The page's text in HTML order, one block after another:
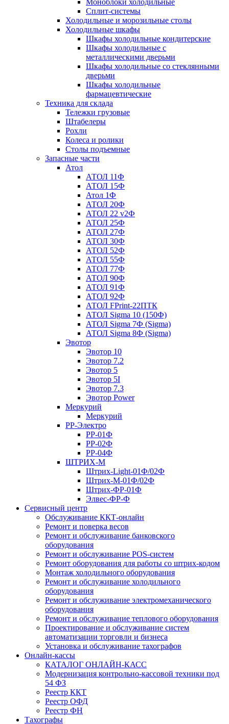
Моноблоки холодильные
Сплит-системы
Холодильные и морозильные столы
Холодильные шкафы
Шкафы холодильные кондитерские
Шкафы холодильные с
металлическими дверьми
Шкафы холодильные со стеклянными
дверьми
Шкафы холодильные
фармацевтические
Техника для склада
Тележки грузовые
Штабелеры
Рохли
Колеса и ролики
Столы подъемные
Запасные части
Атол
АТОЛ 11Ф
АТОЛ 15Ф
Атол 1Ф
АТОЛ 20Ф
АТОЛ 22 v2Ф
АТОЛ 25Ф
АТОЛ 27Ф
АТОЛ 30Ф
АТОЛ 52Ф
АТОЛ 55Ф
АТОЛ 77Ф
АТОЛ 90Ф
АТОЛ 91Ф
АТОЛ 92Ф
АТОЛ FPrint-22ПТК
АТОЛ Sigma 10 (150Ф)
АТОЛ Sigma 7Ф (Sigma)
АТОЛ Sigma 8Ф (Sigma)
Эвотор
Эвотор 10
Эвотор 7.2
Эвотор 5
Эвотор 5I
Эвотор 7.3
Эвотор Power
Меркурий
Меркурий
РР-Электро
РР-01Ф
РР-02Ф
РР-04Ф
ШТРИХ-М
Штрих-Light-01Ф/02Ф
Штрих-М-01Ф/02Ф
Штрих-ФР-01Ф
Элвес-ФР-Ф
Сервисный центр
Обслуживание ККТ-онлайн
Ремонт и поверка весов
Ремонт и обслуживание банковского
оборудования
Ремонт и обслуживание POS-систем
Ремонт оборудования для работы со штрих-кодом
Монтаж холодильного оборудования
Ремонт и обслуживание холодильного
оборудования
Ремонт и обслуживание электромеханического
оборудования
Ремонт и обслуживание теплового оборудования
Проектирование и обслуживание систем
автоматизации торговли и бизнеса
Установка и обслуживание тахографов
Онлайн-кассы
КАТАЛОГ ОНЛАЙН-КАСС
Модернизация контрольно-кассовой техники под
54 ФЗ
Реестр ККТ
Реестр ОФД
Реестр ФН
Тахографы